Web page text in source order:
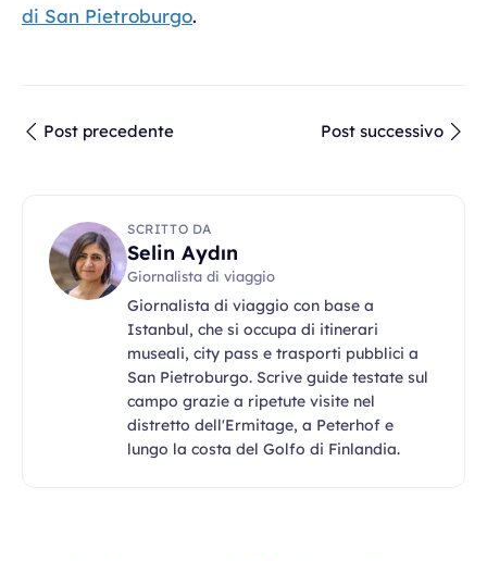
di San Pietroburgo.
Post precedente Post successivo
SCRITTO DA
Selin Aydın
Giornalista di viaggio
Giornalista di viaggio con base a
Istanbul, che si occupa di itinerari
museali, city pass e trasporti pubblici a
San Pietroburgo. Scrive guide testate sul
campo grazie a ripetute visite nel
distretto dell'Ermitage, a Peterhof e
lungo la costa del Golfo di Finlandia.